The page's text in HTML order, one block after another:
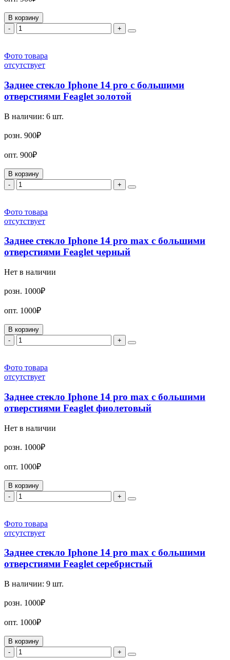
В корзину
-
+
Фото товара
отсутствует
Заднее стекло Iphone 14 pro с большими
отверстиями Feaglet золотой
В наличии: 6 шт.
розн. 900₽
опт. 900₽
В корзину
-
+
Фото товара
отсутствует
Заднее стекло Iphone 14 pro max с большими
отверстиями Feaglet черный
Нет в наличии
розн. 1000₽
опт. 1000₽
В корзину
-
+
Фото товара
отсутствует
Заднее стекло Iphone 14 pro max с большими
отверстиями Feaglet фиолетовый
Нет в наличии
розн. 1000₽
опт. 1000₽
В корзину
-
+
Фото товара
отсутствует
Заднее стекло Iphone 14 pro max с большими
отверстиями Feaglet серебристый
В наличии: 9 шт.
розн. 1000₽
опт. 1000₽
В корзину
-
+